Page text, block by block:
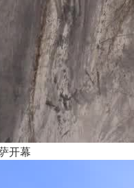
开幕